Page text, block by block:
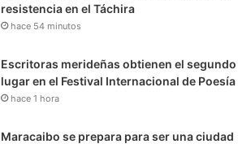
resistencia en el Táchira
hace 54 minutos
Escritoras merideñas obtienen el segundo
lugar en el Festival Internacional de Poesía
hace 1 hora
Maracaibo se prepara para ser una ciudad